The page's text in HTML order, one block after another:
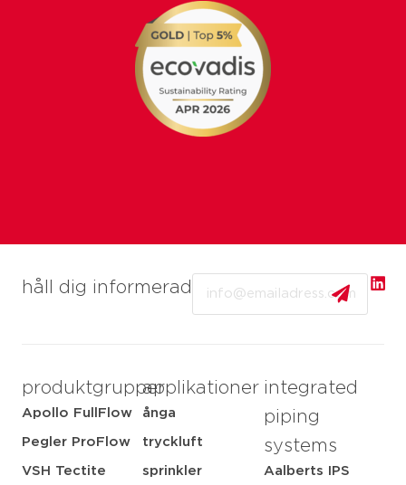
håll dig informerad
produktgrupper
Apollo FullFlow
Pegler ProFlow
VSH Tectite
applikationer
ånga
tryckluft
sprinkler
integrated
piping
systems
Aalberts IPS